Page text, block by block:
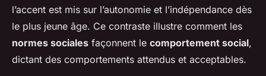
l’accent est mis sur l’autonomie et l’indépendance dès
le plus jeune âge. Ce contraste illustre comment les
normes sociales façonnent le comportement social,
dictant des comportements attendus et acceptables.